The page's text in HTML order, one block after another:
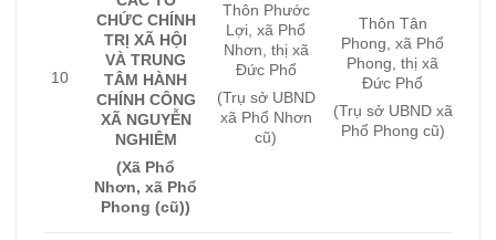
10
CHỨC CHÍNH
TRỊ XÃ HỘI
VÀ TRUNG
TÂM HÀNH
CHÍNH CÔNG
XÃ NGUYỄN
NGHIÊM
(Xã Phổ
Nhơn, xã Phổ
Phong (cũ))
Thôn Phước
Lợi, xã Phổ
Nhơn, thị xã
Đức Phổ
(Trụ sở UBND
xã Phổ Nhơn
cũ)
Thôn Tân
Phong, xã Phổ
Phong, thị xã
Đức Phổ
(Trụ sở UBND xã
Phổ Phong cũ)